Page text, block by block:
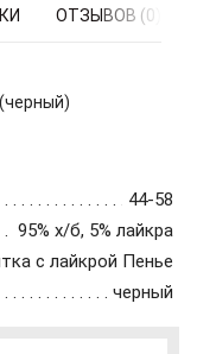
О
ДОСТАВКЕ
ОТЗЫВОВ (0)
44-58
95% х/б, 5% лайкра
с лайкрой Пенье
черный